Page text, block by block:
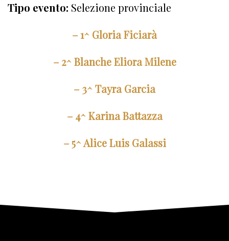
Tipo evento: Selezione provinciale
– 1^ Gloria Ficiarà
– 2^ Blanche Eliora Milene
– 3^ Tayra Garcia
– 4^ Karina Battazza
– 5^ Alice Luis Galassi